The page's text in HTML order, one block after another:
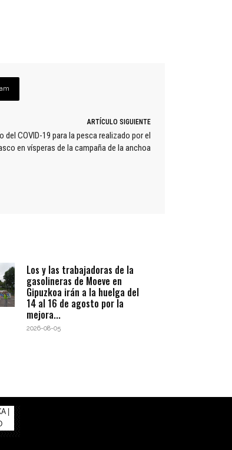
ARTÍCULO SIGUIENTE
COVID-19 para la pesca realizado por el
en vísperas de la campaña de la anchoa
Los y las trabajadoras de la
gasolineras de Moeve en
Gipuzkoa irán a la huelga del
14 al 16 de agosto por la
mejora...
2026-08-05
|